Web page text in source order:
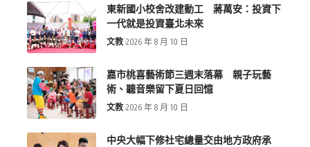
東新國小校舍改建動工 蔣萬安：投資下
一代就是投資臺北未來
文教 2026 年 8 月 10 日
嘉市桃喜藝術節三週末落幕 親子玩藝
術、聽音樂留下夏日回憶
文教 2026 年 8 月 10 日
中央大幅下修社宅總量交由地方政府承